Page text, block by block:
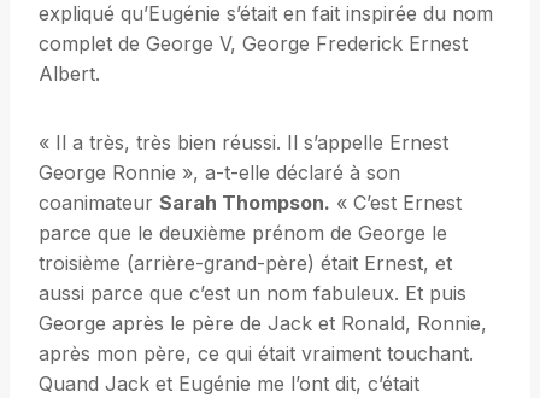
expliqué qu’Eugénie s’était en fait inspirée du nom
complet de George V, George Frederick Ernest
Albert.
« Il a très, très bien réussi. Il s’appelle Ernest
George Ronnie », a-t-elle déclaré à son
coanimateur Sarah Thompson. « C’est Ernest
parce que le deuxième prénom de George le
troisième (arrière-grand-père) était Ernest, et
aussi parce que c’est un nom fabuleux. Et puis
George après le père de Jack et Ronald, Ronnie,
après mon père, ce qui était vraiment touchant.
Quand Jack et Eugénie me l’ont dit, c’était